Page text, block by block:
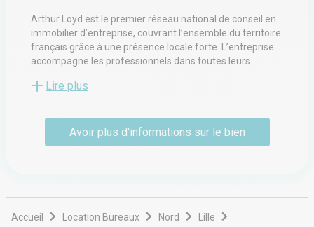
Arthur Loyd est le premier réseau national de conseil en
immobilier d’entreprise, couvrant l’ensemble du territoire
français grâce à une présence locale forte. L’entreprise
accompagne les professionnels dans toutes leurs
locaux d’activités, d’entrepôts, de commerces ou
équipes implantées au plus près des marchés régionaux,
leur connaissance fine des tissus économiques locaux, et
leur capacité à construire des solutions sur mesure.
stratégique de développement.
Lire plus
Avoir plus d'informations sur le bien
Accueil Location Bureaux Nord
Lille